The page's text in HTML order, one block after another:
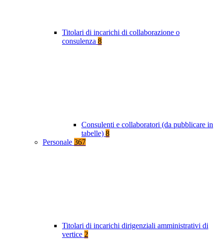
Titolari di incarichi di collaborazione o
consulenza 8
Consulenti e collaboratori (da pubblicare in
tabelle) 8
Personale 367
Titolari di incarichi dirigenziali amministrativi di
vertice 2